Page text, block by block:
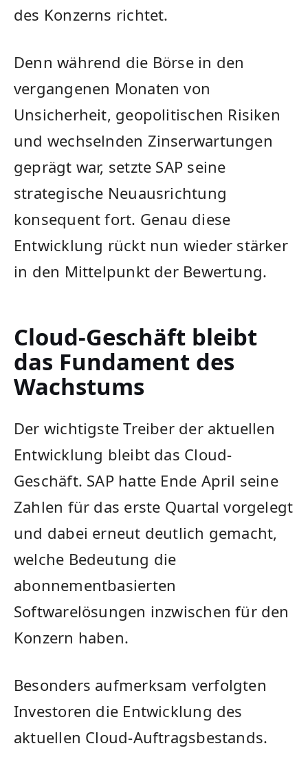
des Konzerns richtet.
Denn während die Börse in den
vergangenen Monaten von
Unsicherheit, geopolitischen Risiken
und wechselnden Zinserwartungen
geprägt war, setzte SAP seine
strategische Neuausrichtung
konsequent fort. Genau diese
Entwicklung rückt nun wieder stärker
in den Mittelpunkt der Bewertung.
Cloud-Geschäft bleibt
das Fundament des
Wachstums
Der wichtigste Treiber der aktuellen
Entwicklung bleibt das Cloud-
Geschäft. SAP hatte Ende April seine
Zahlen für das erste Quartal vorgelegt
und dabei erneut deutlich gemacht,
welche Bedeutung die
abonnementbasierten
Softwarelösungen inzwischen für den
Konzern haben.
Besonders aufmerksam verfolgten
Investoren die Entwicklung des
aktuellen Cloud-Auftragsbestands.